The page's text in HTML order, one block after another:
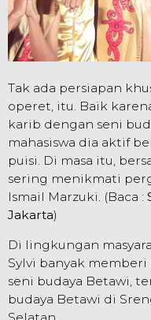
Tak ada persiapan
operet, itu. Baik
karib dengan seni
mahasiswa dia aktif
puisi. Di masa itu,
sering menikmati
Ismail Marzuki. (Baca :
Jakarta)
Di lingkungan
Sylvi banyak
seni budaya Betawi,
budaya Betawi di